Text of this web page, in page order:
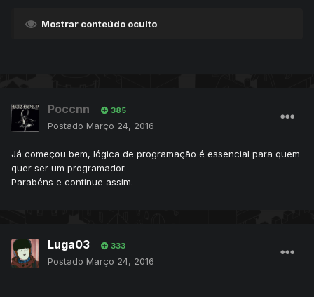
Mostrar conteúdo oculto
Poccnn 385
Postado Março 24, 2016
Já começou bem, lógica de programação é essencial para quem
quer ser um programador.
Parabéns e continue assim.
Luga03 333
Postado Março 24, 2016